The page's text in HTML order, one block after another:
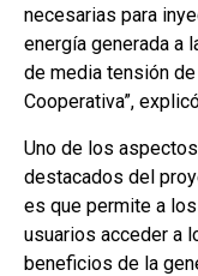
necesarias para
energía generada a
de media tensión
Cooperativa”,
Uno de los
destacados del
es que permite a los
usuarios acceder a
beneficios de la